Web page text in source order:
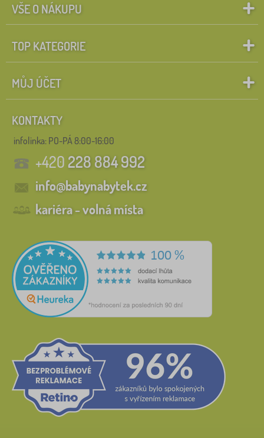
VŠE O NÁKUPU
TOP KATEGORIE
MŮJ ÚČET
KONTAKTY
infolinka: PO-PÁ 8:00-16:00
+420228 884 992
info@babynabytek.cz
kariéra - volná místa